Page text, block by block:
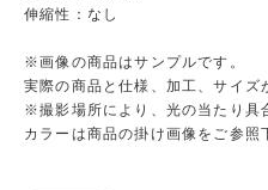
伸縮性：なし
※画像の商品はサンプルです。
実際の商品と仕様、加工、サイズ
※撮影場所により、光の当たり具
カラーは商品の掛け画像をご参照